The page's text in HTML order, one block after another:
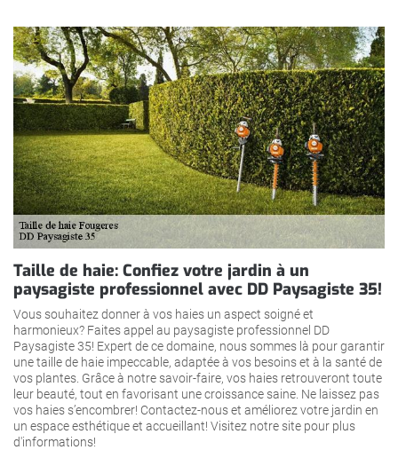
Taille de haie: Confiez votre jardin à un
paysagiste professionnel avec DD Paysagiste 35!
Vous souhaitez donner à vos haies un aspect soigné et
harmonieux? Faites appel au paysagiste professionnel DD
Paysagiste 35! Expert de ce domaine, nous sommes là pour garantir
une taille de haie impeccable, adaptée à vos besoins et à la santé de
vos plantes. Grâce à notre savoir-faire, vos haies retrouveront toute
leur beauté, tout en favorisant une croissance saine. Ne laissez pas
vos haies s’encombrer! Contactez-nous et améliorez votre jardin en
un espace esthétique et accueillant! Visitez notre site pour plus
d'informations!